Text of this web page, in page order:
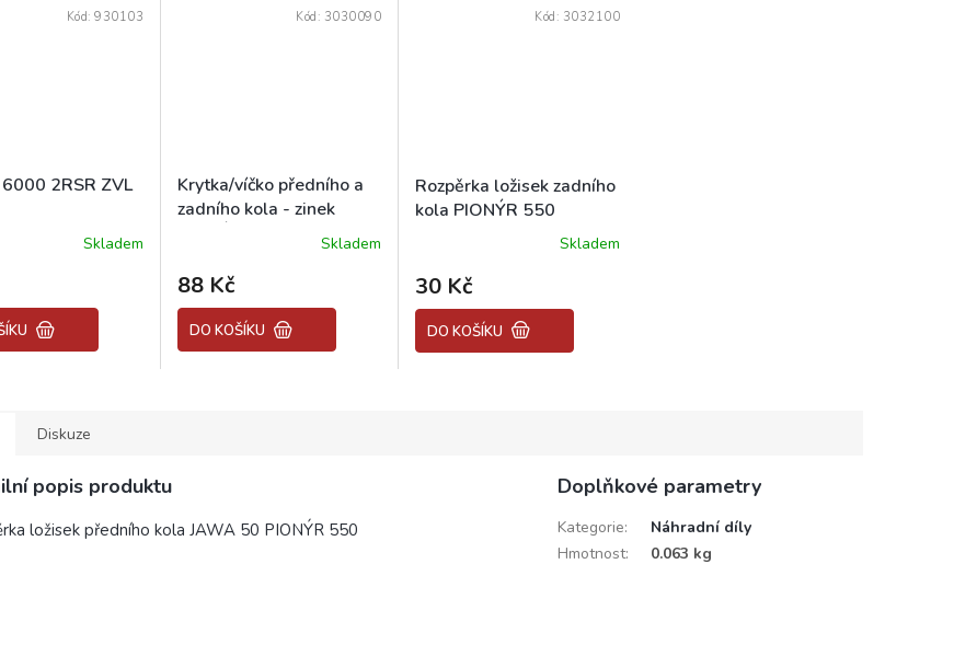
2RSR ZVL
Skladem
Kód: 930103
Krytka/víčko předního a
zadního kola - zinek
Skladem
88 Kč
DO KOŠÍKU
Kód: 3030090
Rozpěrka ložisek zadního
kola PIONÝR 550
Skladem
30 Kč
DO KOŠÍKU
Kód: 3032100
Diskuze
popis produktu
ložisek předního kola JAWA 50 PIONÝR 550
Doplňkové parametry
Kategorie:
Náhradní díly
Hmotnost: 0.063 kg